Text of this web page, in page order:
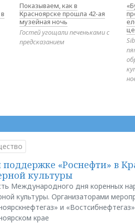
Показываем, как в
Красноярске прошла 42-ая
музейная ночь
Гостей угощали печеньками с
предсказанием
«Роснефти» в
культуры
Международного дня коренных
культуры. Организаторами
и
крае